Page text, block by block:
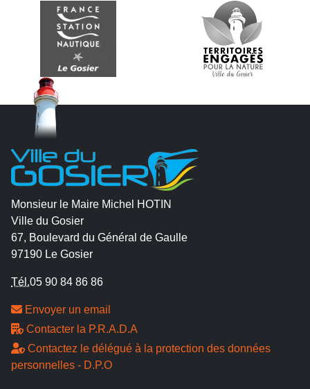
Monsieur le Maire Michel HOTIN
Ville du Gosier
67, Boulevard du Général de Gaulle
97190 Le Gosier
Tél.05 90 84 86 86
Envoyer un email
Contacter la P.R.A.D.A
Contactez le délégué à la protection des données
personnelles - D.P.O